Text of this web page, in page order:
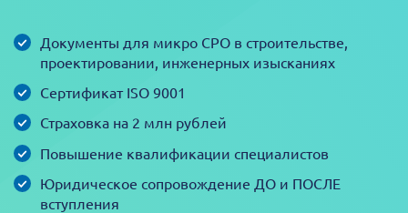
Документы для микро СРО в строительстве,
проектировании, инженерных изысканиях
Сертификат ISO 9001
Страховка на 2 млн рублей
Повышение квалификации специалистов
Юридическое сопровождение ДО и ПОСЛЕ
вступления